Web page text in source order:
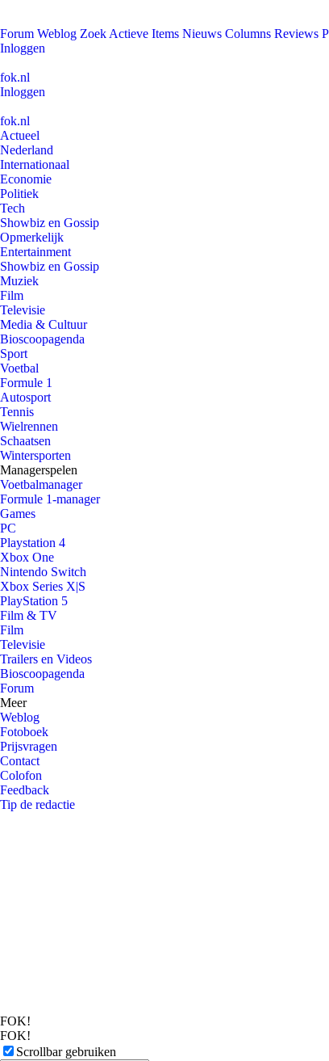
Forum Weblog Zoek Actieve Items Nieuws Columns Reviews
Inloggen
fok.nl
Inloggen
fok.nl
Actueel
Nederland
Internationaal
Economie
Politiek
Tech
Showbiz en Gossip
Opmerkelijk
Entertainment
Showbiz en Gossip
Muziek
Film
Televisie
Media & Cultuur
Bioscoopagenda
Sport
Voetbal
Formule 1
Autosport
Tennis
Wielrennen
Schaatsen
Wintersporten
Managerspelen
Voetbalmanager
Formule 1-manager
Games
PC
Playstation 4
Xbox One
Nintendo Switch
Xbox Series X|S
PlayStation 5
Film & TV
Film
Televisie
Trailers en Videos
Bioscoopagenda
Forum
Meer
Weblog
Fotoboek
Prijsvragen
Contact
Colofon
Feedback
Tip de redactie
FOK!
FOK!
Scrollbar gebruiken